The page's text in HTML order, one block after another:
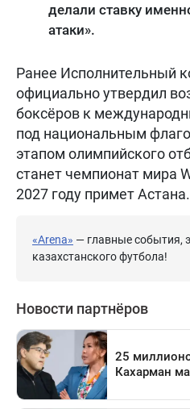
делали ставку
атаки».
Ранее Исполнительный
официально утвердил
боксёров к
под национальным
этапом олимпийского
станет чемпионат мира
2027 году примет Астана.
«Arena» — главные события,
казахстанского футбола!